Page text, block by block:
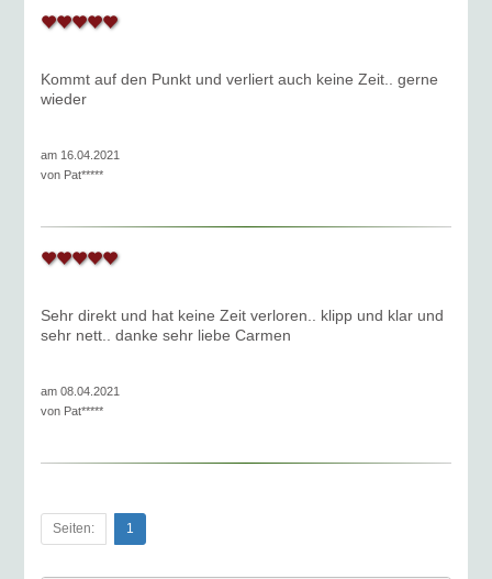
Kommt auf den Punkt und verliert auch keine Zeit.. gerne
wieder
am 16.04.2021
von Pat*****
Sehr direkt und hat keine Zeit verloren.. klipp und klar und
sehr nett.. danke sehr liebe Carmen
am 08.04.2021
von Pat*****
Seiten: 1